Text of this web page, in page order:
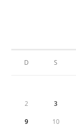
D S
2 3
9 10